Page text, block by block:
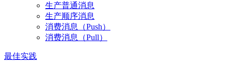
生产普通消息
生产顺序消息
消费消息（Push）
消费消息（Pull）
最佳实践